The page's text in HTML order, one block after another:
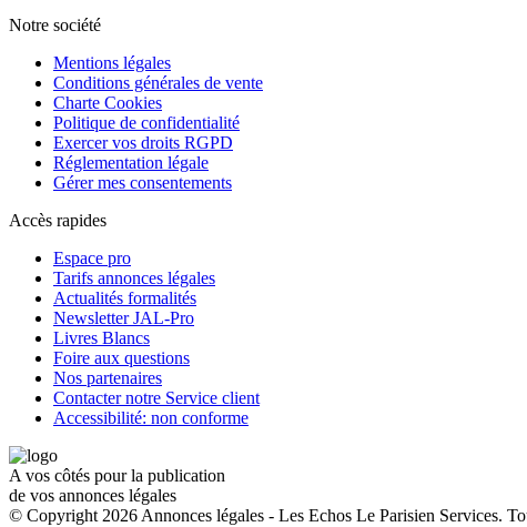
Notre société
Mentions légales
Conditions générales de vente
Charte Cookies
Politique de confidentialité
Exercer vos droits RGPD
Réglementation légale
Gérer mes consentements
Accès rapides
Espace pro
Tarifs annonces légales
Actualités formalités
Newsletter JAL-Pro
Livres Blancs
Foire aux questions
Nos partenaires
Contacter notre Service client
Accessibilité: non conforme
A vos côtés pour la publication
de vos annonces légales
© Copyright 2026 Annonces légales - Les Echos Le Parisien Services.